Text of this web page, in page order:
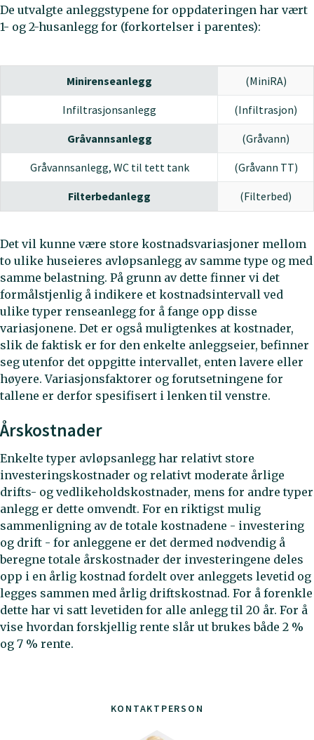
KONTAKTPERSON
De utvalgte anleggstypene for oppdateringen har vært
1- og 2-husanlegg for (forkortelser i parentes):
Minirenseanlegg (MiniRA)
Infiltrasjonsanlegg (Infiltrasjon)
Gråvannsanlegg (Gråvann)
Gråvannsanlegg, WC til tett tank (Gråvann TT)
Filterbedanlegg (Filterbed)
Det vil kunne være store kostnadsvariasjoner mellom
to ulike huseieres avløpsanlegg av samme type og med
samme belastning. På grunn av dette finner vi det
formålstjenlig å indikere et kostnadsintervall ved
ulike typer renseanlegg for å fange opp disse
variasjonene. Det er også muligtenkes at kostnader,
slik de faktisk er for den enkelte anleggseier, befinner
seg utenfor det oppgitte intervallet, enten lavere eller
høyere. Variasjonsfaktorer og forutsetningene for
tallene er derfor spesifisert i lenken til venstre.
Årskostnader
Enkelte typer avløpsanlegg har relativt store
investeringskostnader og relativt moderate årlige
drifts- og vedlikeholdskostnader, mens for andre typer
anlegg er dette omvendt. For en riktigst mulig
sammenligning av de totale kostnadene - investering
og drift - for anleggene er det dermed nødvendig å
beregne totale årskostnader der investeringene deles
opp i en årlig kostnad fordelt over anleggets levetid og
legges sammen med årlig driftskostnad. For å forenkle
dette har vi satt levetiden for alle anlegg til 20 år. For å
vise hvordan forskjellig rente slår ut brukes både 2 %
og 7 % rente.